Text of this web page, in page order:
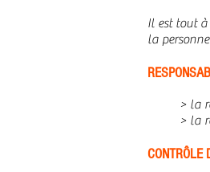
Il est tout
la
> la
> la
CONTRÔLE